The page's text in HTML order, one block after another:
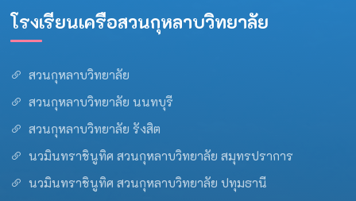
โรงเรียนเครือสวนกุหลาบวิทยาลัย
สวนกุหลาบวิทยาลัย
สวนกุหลาบวิทยาลัย นนทบุรี
สวนกุหลาบวิทยาลัย รังสิต
นวมินทราชินูทิศ สวนกุหลาบวิทยาลัย สมุทรปราการ
นวมินทราชินูทิศ สวนกุหลาบวิทยาลัย ปทุมธานี